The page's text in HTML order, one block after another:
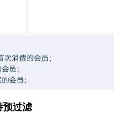
预过滤